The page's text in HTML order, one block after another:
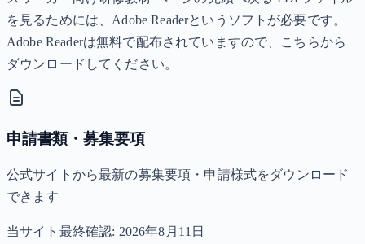
を見るためには、Adobe Readerというソフトが必要です。
Adobe Readerは無料で配布されていますので、こちらから
ダウンロードしてください。
申請書類・募集要項
公式サイトから最新の募集要項・申請様式をダウンロード
できます
当サイト最終確認: 2026年8月11日